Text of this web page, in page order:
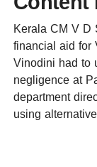
Kerala CM V D
financial aid for
Vinodini had to
negligence at
department
using